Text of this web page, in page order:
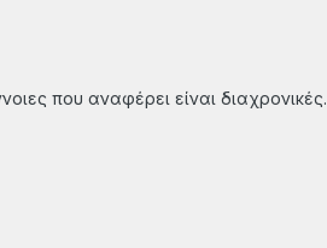
που αναφέρει είναι διαχρονικές.